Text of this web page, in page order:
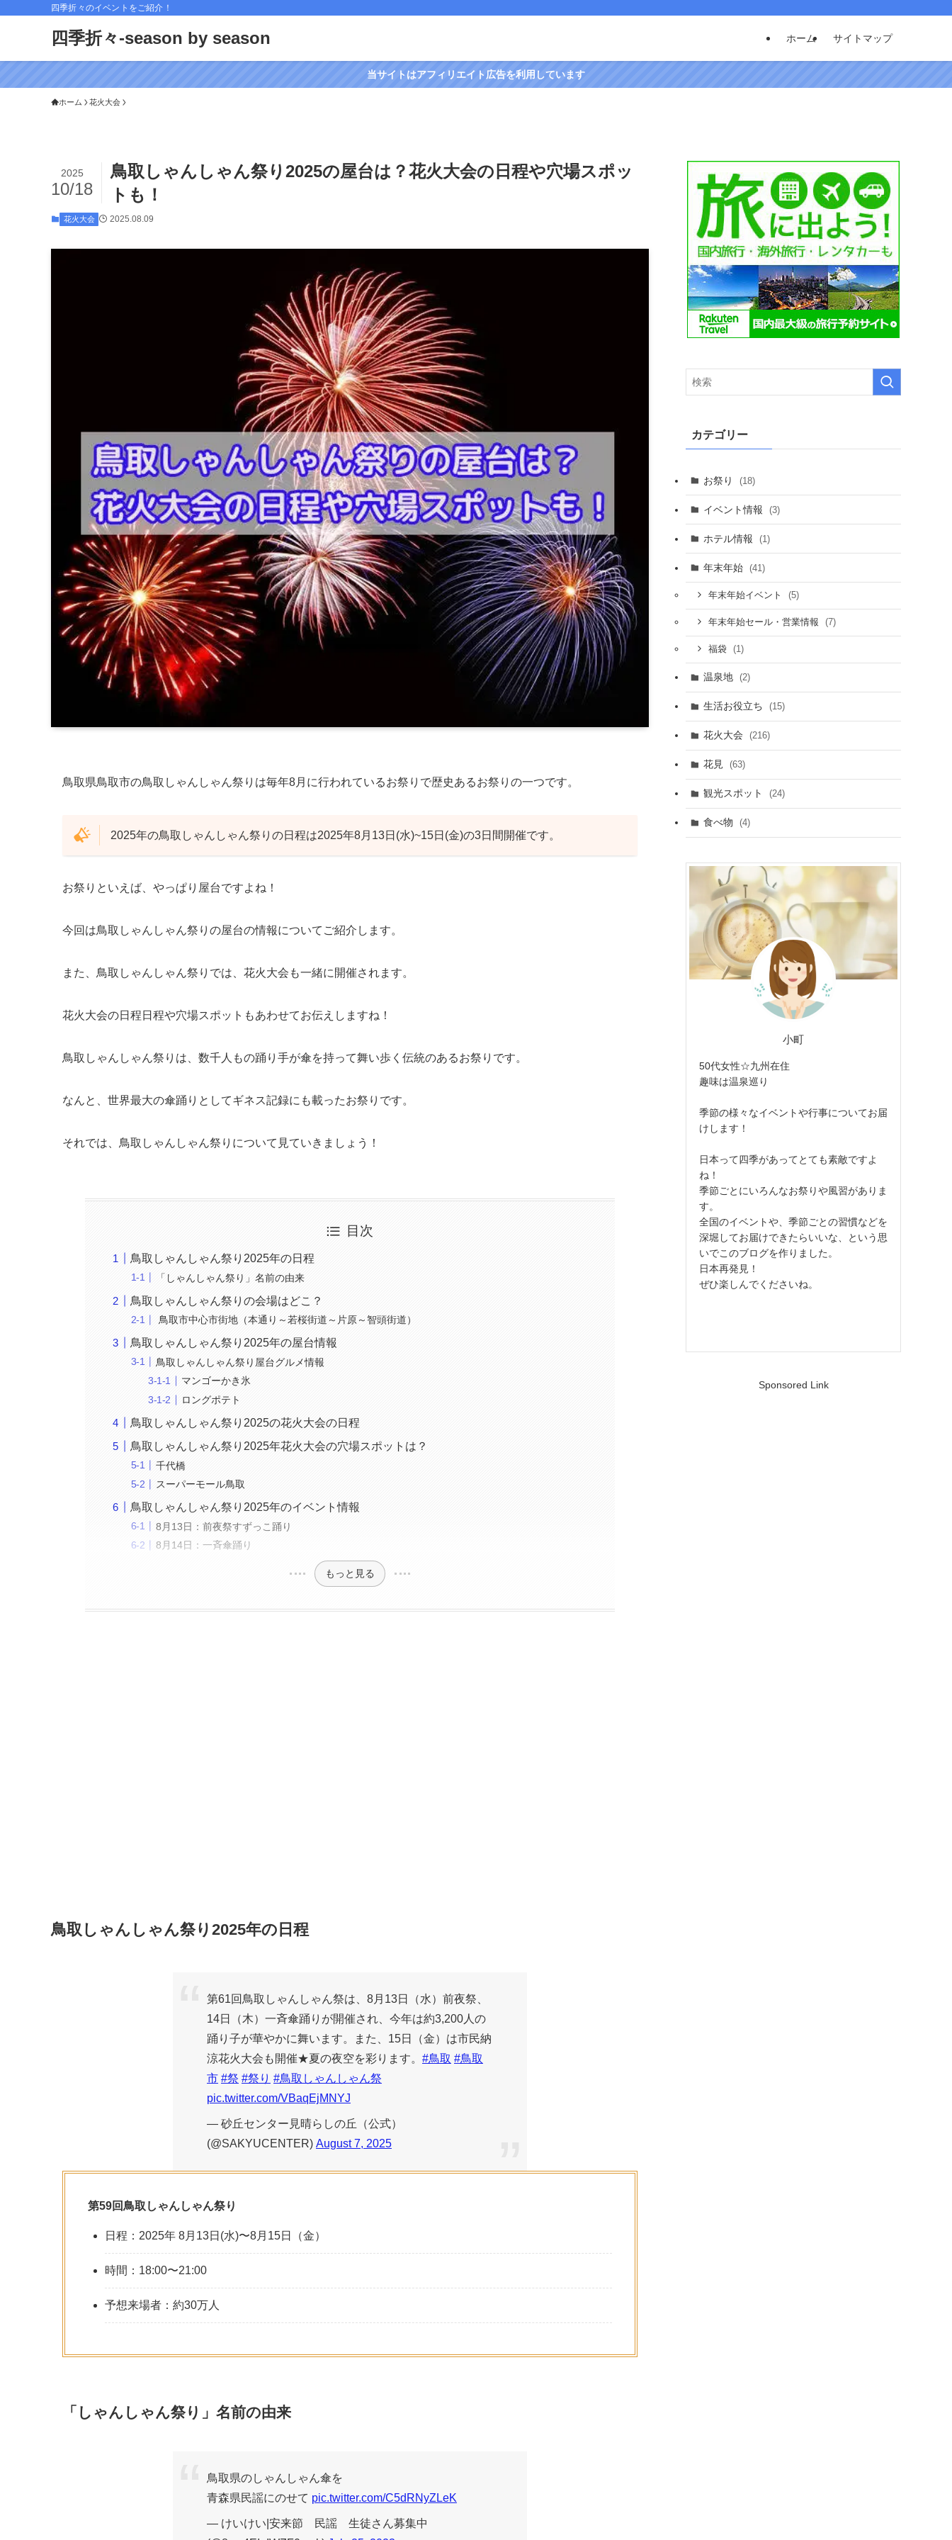
四季折々のイベントをご紹介！
四季折々-season by season ホーム サイトマップ
当サイトはアフィリエイト広告を利用しています
ホーム 花火大会
鳥取しゃんしゃん祭り2025の屋台は？花火大会の日程や穴場スポッ
トも！
2025
10/18
花火大会 2025.08.09
鳥取県鳥取市の鳥取しゃんしゃん祭りは毎年8月に行われているお祭りで歴史あるお祭りの一つです。
2025年の鳥取しゃんしゃん祭りの日程は2025年8月13日(水)~15日(金)の3日間開催です。
お祭りといえば、やっぱり屋台ですよね！
今回は鳥取しゃんしゃん祭りの屋台の情報についてご紹介します。
また、鳥取しゃんしゃん祭りでは、花火大会も一緒に開催されます。
花火大会の日程日程や穴場スポットもあわせてお伝えしますね！
鳥取しゃんしゃん祭りは、数千人もの踊り手が傘を持って舞い歩く伝統のあるお祭りです。
なんと、 世界最大の傘踊り としてギネス記録にも載ったお祭りです。
それでは、鳥取しゃんしゃん祭りについて見ていきましょう！
目次
鳥取しゃんしゃん祭り2025年の日程
「しゃんしゃん祭り」名前の由来
鳥取しゃんしゃん祭りの会場はどこ？
鳥取市中心市街地（本通り～若桜街道～片原～智頭街道）
鳥取しゃんしゃん祭り2025年の屋台情報
鳥取しゃんしゃん祭り屋台グルメ情報
マンゴーかき氷
ロングポテト
鳥取しゃんしゃん祭り2025の花火大会の日程
鳥取しゃんしゃん祭り2025年花火大会の穴場スポットは？
千代橋
スーパーモール鳥取
鳥取しゃんしゃん祭り2025年のイベント情報
8月13日：前夜祭すずっこ踊り
8月14日：一斉傘踊り
もっと見る
鳥取しゃんしゃん祭り2025年の日程
第61回鳥取しゃんしゃん祭は、8月13日（水）前夜祭、
14日（木）一斉傘踊りが開催され、今年は約3,200人の
踊り子が華やかに舞います。また、15日（金）は市民納
涼花火大会も開催★夏の夜空を彩ります。 #鳥取 #鳥取
市 #祭 #祭り #鳥取しゃんしゃん祭
pic.twitter.com/VBaqEjMNYJ
— 砂丘センター見晴らしの丘（公式）
(@SAKYUCENTER) August 7, 2025
第59回鳥取しゃんしゃん祭り
日程：2025年 8月13日(水)〜8月15日（金）
時間：18:00〜21:00
予想来場者：約30万人
「しゃんしゃん祭り」名前の由来
鳥取県のしゃんしゃん傘を
青森県民謡にのせて pic.twitter.com/C5dRNyZLeK
— けいけい|安来節 民謡 生徒さん募集中
カテゴリー
お祭り (18)
イベント情報 (3)
ホテル情報 (1)
年末年始 (41)
年末年始イベント (5)
年末年始セール・営業情報 (7)
福袋 (1)
温泉地 (2)
生活お役立ち (15)
花火大会 (216)
花見 (63)
観光スポット (24)
食べ物 (4)
小町
50代女性☆九州在住
趣味は温泉巡り
季節の様々なイベントや行事についてお届
けします！
日本って四季があってとても素敵ですよ
ね！
季節ごとにいろんなお祭りや風習がありま
す。
全国のイベントや、季節ごとの習慣などを
深堀してお届けできたらいいな、という思
いでこのブログを作りました。
日本再発見！
ぜひ楽しんでくださいね。
Sponsored Link